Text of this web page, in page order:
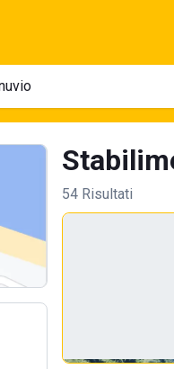
54 Risultati